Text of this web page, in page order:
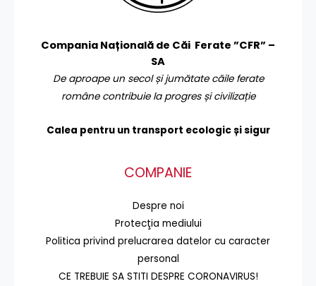
Compania Națională de Căi Ferate ”CFR” –
SA
De aproape un secol și jumătate căile ferate
române contribuie la progres și civilizație
Calea pentru un transport ecologic și sigur
COMPANIE
Despre noi
Protecţia mediului
Politica privind prelucrarea datelor cu caracter
personal
CE TREBUIE SA STITI DESPRE CORONAVIRUS!